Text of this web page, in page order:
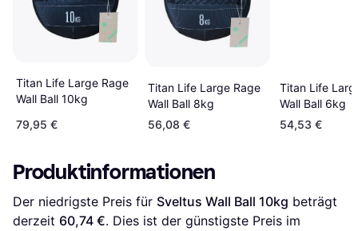
Titan Life Large Rage
Wall Ball 10kg
79,95 €
Titan Life Large Rage
Wall Ball 8kg
56,08 €
Titan Life
Wall Ball 6kg
54,53 €
Produktinformationen
Der niedrigste Preis für Sveltus Wall Ball 10kg beträgt
derzeit 60,74 €. Dies ist der günstigste Preis im